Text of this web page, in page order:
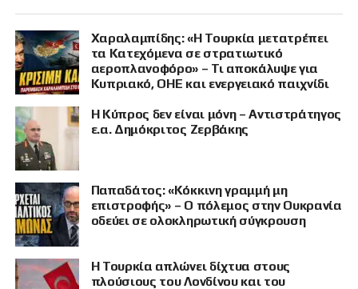
Χαραλαμπίδης: «Η Τουρκία μετατρέπει
τα Κατεχόμενα σε στρατιωτικό
αεροπλανοφόρο» – Τι αποκάλυψε για
Κυπριακό, ΟΗΕ και ενεργειακό παιχνίδι
Η Κύπρος δεν είναι μόνη – Αντιστράτηγος
ε.α. Δημόκριτος Ζερβάκης
Παπαδάτος: «Κόκκινη γραμμή μη
επιστροφής» – Ο πόλεμος στην Ουκρανία
οδεύει σε ολοκληρωτική σύγκρουση
Η Τουρκία απλώνει δίχτυα στους
πλούσιους του Λονδίνου και του